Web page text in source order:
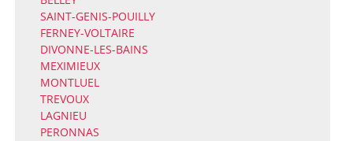
SAINT-GENIS-POUILLY
FERNEY-VOLTAIRE
DIVONNE-LES-BAINS
MEXIMIEUX
MONTLUEL
TREVOUX
LAGNIEU
PERONNAS